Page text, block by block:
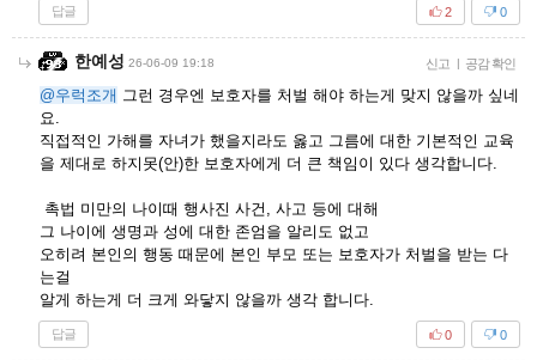
답글 0
2
한예성 26-06-09 19:18 신고 | 공감 확인
@우럭조개 그런 경우엔 보호자를 처벌 해야 하는게 맞지 않을까 싶네
요.
직접적인 가해를 자녀가 했을지라도 옳고 그름에 대한 기본적인 교육
을 제대로 하지못(안)한 보호자에게 더 큰 책임이 있다 생각합니다.
촉법 미만의 나이때 행사진 사건, 사고 등에 대해
그 나이에 생명과 성에 대한 존엄을 알리도 없고
오히려 본인의 행동 때문에 본인 부모 또는 보호자가 처벌을 받는 다
는걸
알게 하는게 더 크게 와닿지 않을까 생각 합니다.
답글 0
0